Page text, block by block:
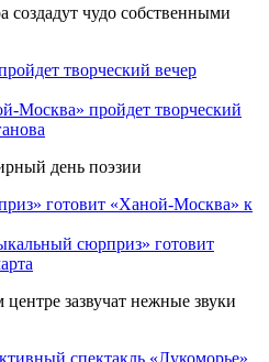
создадут чудо собственными
Москва» пройдет творческий
день поэзии
сюрприз» готовит
зазвучат нежные звуки